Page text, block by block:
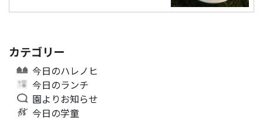
カテゴリー
今日のハレノヒ
今日のランチ
園よりお知らせ
今日の学童